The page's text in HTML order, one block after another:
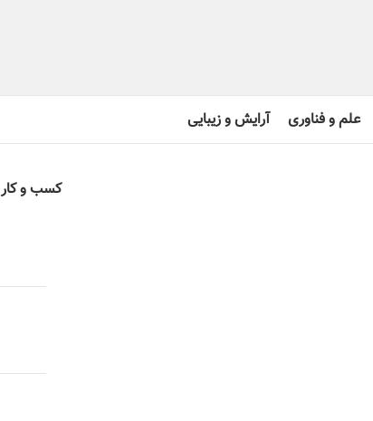
علم و فناوری آرایش و زیبایی
کسب و کار